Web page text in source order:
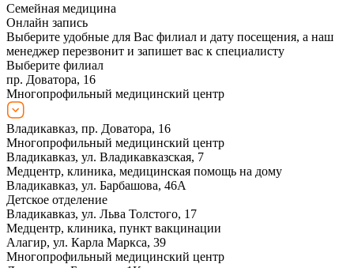
Семейная медицина
Онлайн запись
Выберите удобные для Вас филиал и дату посещения, а наш
менеджер перезвонит и запишет вас к специалисту
Выберите филиал
пр. Доватора, 16
Многопрофильный медицинский центр
Владикавказ, пр. Доватора, 16
Многопрофильный медицинский центр
Владикавказ, ул. Владикавказская, 7
Медцентр, клиника, медицинская помощь на дому
Владикавказ, ул. Барбашова, 46А
Детское отделение
Владикавказ, ул. Льва Толстого, 17
Медцентр, клиника, пункт вакцинации
Алагир, ул. Карла Маркса, 39
Многопрофильный медицинский центр